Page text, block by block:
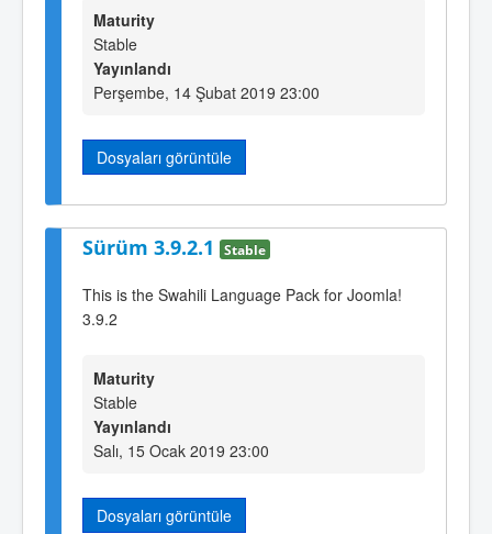
Maturity
Stable
Yayınlandı
Perşembe, 14 Şubat 2019 23:00
Dosyaları görüntüle
Sürüm 3.9.2.1 Stable
This is the Swahili Language Pack for Joomla!
3.9.2
Maturity
Stable
Yayınlandı
Salı, 15 Ocak 2019 23:00
Dosyaları görüntüle